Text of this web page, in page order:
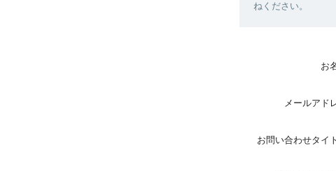
ねください。
お
メールアド
お問い合わせタイ